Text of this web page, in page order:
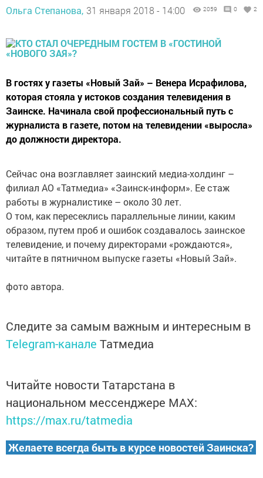
Ольга Степанова, 31 января 2018 - 14:00 2059 0 2
В гостях у газеты «Новый Зай» – Венера Исрафилова,
которая стояла у истоков создания телевидения в
Заинске. Начинала свой профессиональный путь с
журналиста в газете, потом на телевидении «выросла»
до должности директора.
Сейчас она возглавляет заинский медиа-холдинг –
филиал АО «Татмедиа» «Заинск-информ». Ее стаж
работы в журналистике – около 30 лет.
О том, как пересеклись параллельные линии, каким
образом, путем проб и ошибок создавалось заинское
телевидение, и почему директорами «рождаются»,
читайте в пятничном выпуске газеты «Новый Зай».
фото автора.
Следите за самым важным и интересным в
Telegram-канале Татмедиа
Читайте новости Татарстана в
национальном мессенджере MАХ:
https://max.ru/tatmedia
Желаете всегда быть в курсе новостей Заинска?